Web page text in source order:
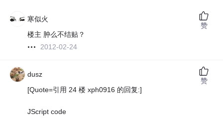
寒似火
楼主 肿么不结贴？
2012-02-24
赞
dusz
[Quote=引用 24 楼 xph0916 的回复:]
JScript code
赞